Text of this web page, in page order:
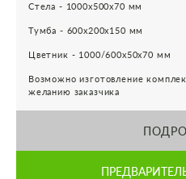
Стела - 1000х500х70 мм
Тумба - 600х200х150 мм
Цветник - 1000/600х50х70 мм
Возможно изготовление
желанию заказчика